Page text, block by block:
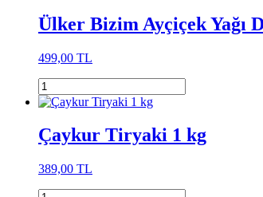
Ülker Bizim Ayçiçek Yağı
499,00 TL
Çaykur Tiryaki 1 kg
389,00 TL